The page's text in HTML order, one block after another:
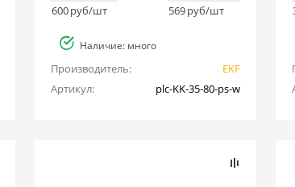
600руб/шт
569руб/шт
Наличие: много
Производитель:
EKF
Артикул:
plc-KK-35-80-ps-w